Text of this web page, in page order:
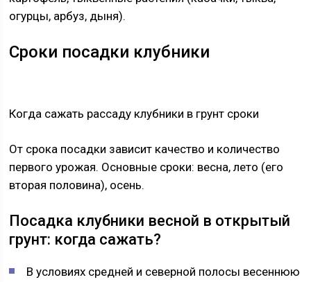
огурцы, арбуз, дыня).
Сроки посадки клубники
Когда сажать рассаду клубники в грунт сроки
От срока посадки зависит качество и количество
первого урожая. Основные сроки: весна, лето (его
вторая половина), осень.
Посадка клубники весной в открытый
грунт: когда сажать?
В условиях средней и северной полосы весеннюю